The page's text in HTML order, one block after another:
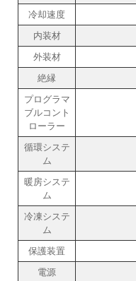
冷却速度
内装材
外装材
絶縁
プログラマ
ブルコント
ローラー
循環システ
ム
暖房システ
ム
冷凍システ
ム
保護装置
電源